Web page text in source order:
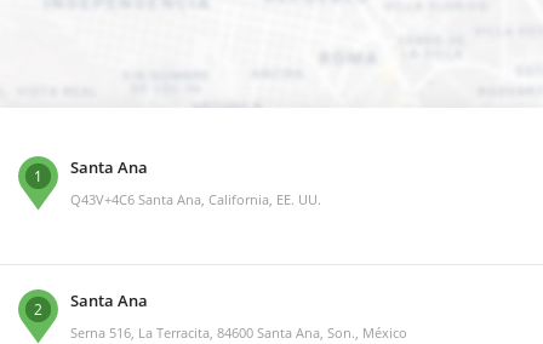
1 Santa Ana
Q43V+4C6 Santa Ana, California, EE. UU.
2 Santa Ana
Serna 516, La Terracita, 84600 Santa Ana, Son., México